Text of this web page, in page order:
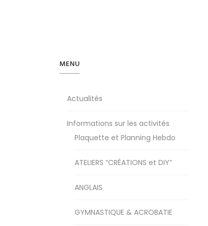
MENU
Actualités
Informations sur les activités
Plaquette et Planning Hebdo
ATELIERS “CRÉATIONS et DIY”
ANGLAIS
GYMNASTIQUE & ACROBATIE